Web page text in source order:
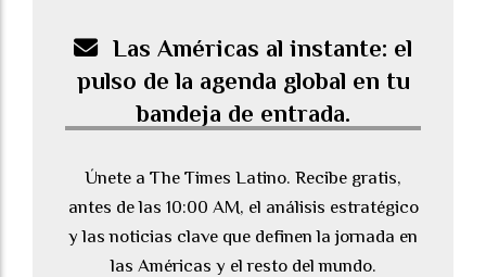
Las Américas al instante: el
pulso de la agenda global en tu
bandeja de entrada.
Únete a The Times Latino. Recibe gratis,
antes de las 10:00 AM, el análisis estratégico
y las noticias clave que definen la jornada en
las Américas y el resto del mundo.